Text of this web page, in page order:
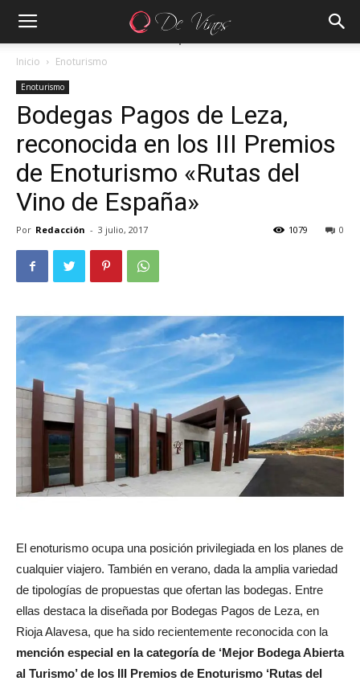
Inicio Enoturismo
Enoturismo
Bodegas Pagos de Leza,
reconocida en los III Premios
de Enoturismo «Rutas del
Vino de España»
Por Redacción - 3 julio, 2017 0
1079
El enoturismo ocupa una posición privilegiada en los planes de
cualquier viajero. También en verano, dada la amplia variedad
de tipologías de propuestas que ofertan las bodegas. Entre
ellas destaca la diseñada por Bodegas Pagos de Leza, en
Rioja Alavesa, que ha sido recientemente reconocida con la
mención especial en la categoría de ‘Mejor Bodega Abierta
al Turismo’ de los III Premios de Enoturismo ‘Rutas del